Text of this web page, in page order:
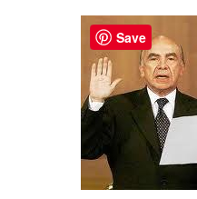
Save